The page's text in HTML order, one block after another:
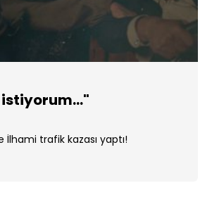
İlhami trafik kazası yaptı!